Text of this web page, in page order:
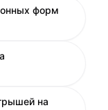
форм
на